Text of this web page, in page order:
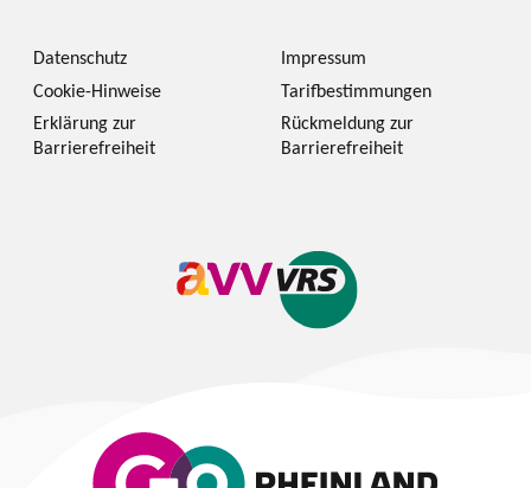
Datenschutz
Impressum
Cookie-Hinweise
Tarifbestimmungen
Erklärung zur
Barrierefreiheit
Rückmeldung zur
Barrierefreiheit